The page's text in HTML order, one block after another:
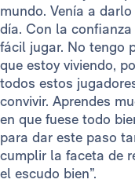
mundo. Venía a
día. Con la
fácil jugar. No tengo
que estoy viviendo,
todos estos
convivir. Aprendes
en que fuese todo
para dar este paso
cumplir la faceta de
el escudo bien”.